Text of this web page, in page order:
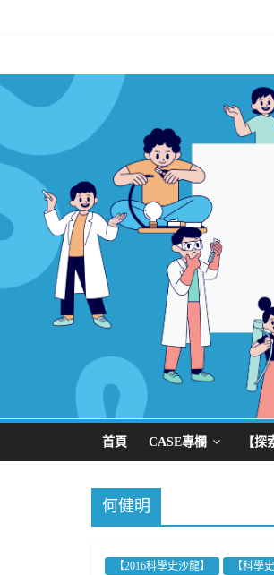
首頁 CASE專欄 【探
何健明
【2016科學史沙龍】 【科學